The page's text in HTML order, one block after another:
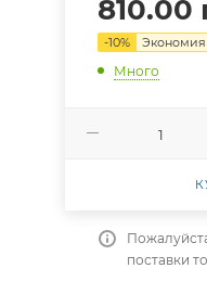
810.00
-10% Экономия
Много
поставки